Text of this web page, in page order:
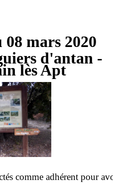
mars 2020
d'antan -
lès Apt
comme adhérent pour